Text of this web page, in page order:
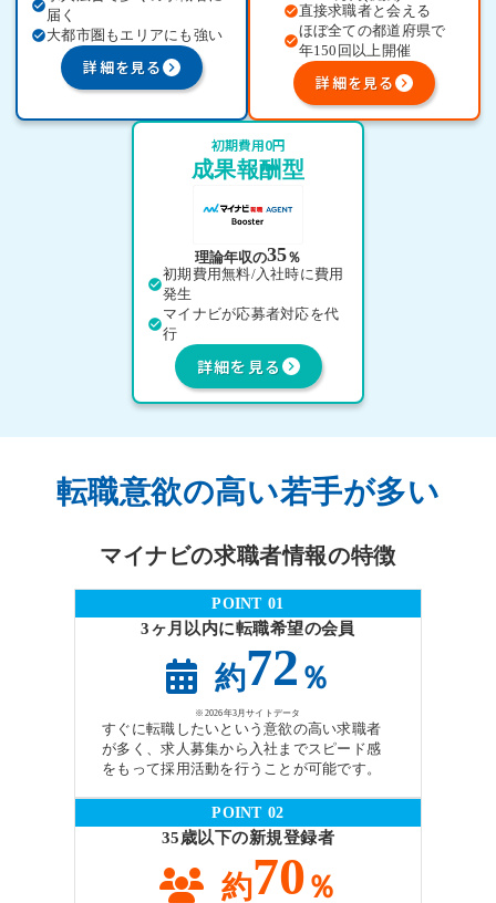
check_circle
届く
check_circle大都市圏もエリアにも強い
詳細を見るkeyboard_arrow_right
check_circle直接求職者と会える
check_circle
ほぼ全ての都道府県で
年150回以上開催
詳細を見るkeyboard_arrow_right
初期費用0円
成果報酬型
理論年収の35％
check_circle
初期費用無料/入社時に費用
発生
check_circle
マイナビが応募者対応を代
行
詳細を見るkeyboard_arrow_right
転職意欲の高い若手が多い
マイナビの求職者情報の特徴
POINT 01
3ヶ月以内に転職希望の会員
約72 ％
※2026年3月サイトデータ
すぐに転職したいという意欲の高い求職者
が多く、求人募集から入社までスピード感
をもって採用活動を行うことが可能です。
POINT 02
35歳以下の新規登録者
約70％